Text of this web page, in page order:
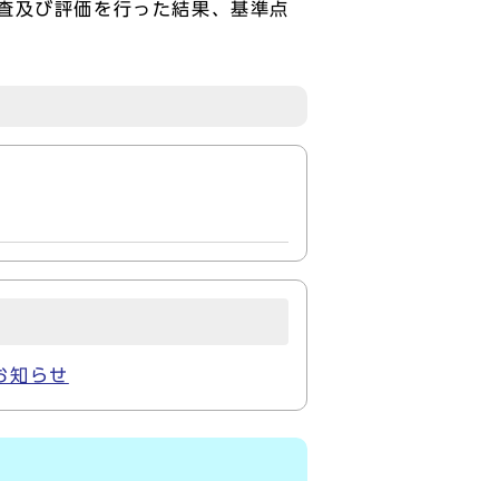
及び評価を行った結果、基準点
知らせ